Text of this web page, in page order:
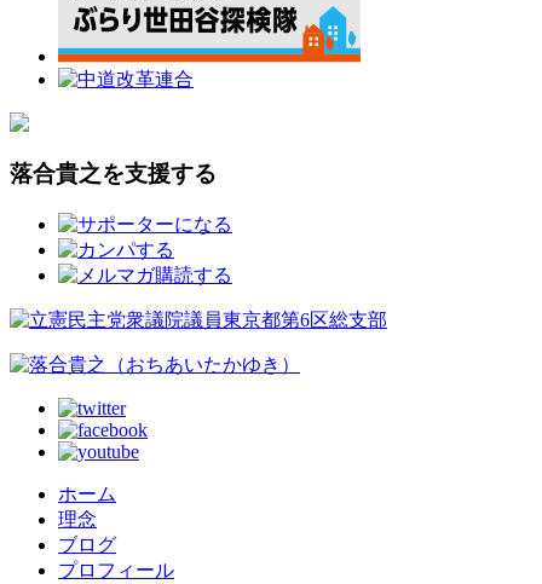
落合貴之を支援する
ホーム
理念
ブログ
プロフィール